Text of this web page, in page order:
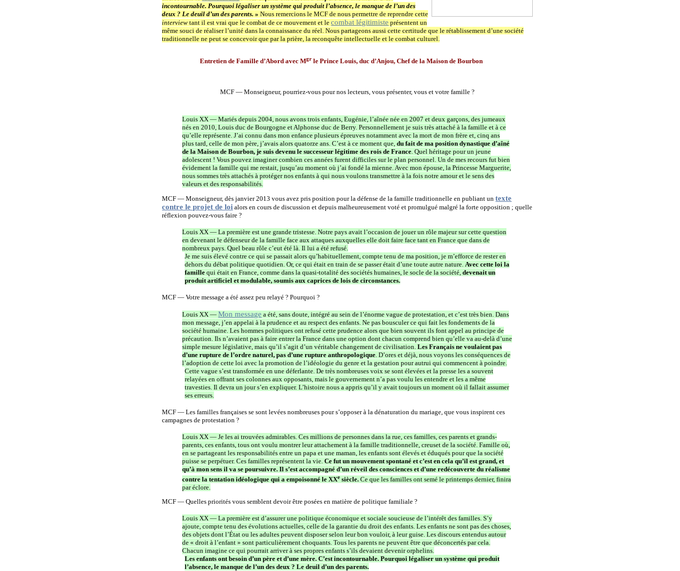
incontournable. Pourquoi légaliser un système qui produit l’absence, le manque de l’un des
deux ? Le deuil d’un des parents. » Nous remercions le MCF de nous permettre de reprendre cette
interview tant il est vrai que le combat de ce mouvement et lecombat légitimiste présentent un
même souci de réaliser l’unité dans la connaissance du réel. Nous partageons aussi cette certitude que le rétablissement d’une société
traditionnelle ne peut se concevoir que par la prière, la reconquête intellectuelle et le combat culturel.
Entretien de Famille d’Abord avec Mgrle Prince Louis, duc d’Anjou, Chef de la Maison de Bourbon
MCF — Monseigneur, pourriez-vous pour nos lecteurs, vous présenter, vous et votre famille ?
Louis XX — Mariés depuis 2004, nous avons trois enfants, Eugénie, l’aînée née en 2007 et deux garçons, des jumeaux
nés en 2010, Louis duc de Bourgogne et Alphonse duc de Berry. Personnellement je suis très attaché à la famille et à ce
qu’elle représente. J’ai connu dans mon enfance plusieurs épreuves notamment avec la mort de mon frère et, cinq ans
plus tard, celle de mon père, j’avais alors quatorze ans. C’est à ce moment que,du fait de ma position dynastique d’aîné
de la Maison de Bourbon, je suis devenu le successeur légitime des rois de France. Quel héritage pour un jeune
adolescent ! Vous pouvez imaginer combien ces années furent difficiles sur le plan personnel. Un de mes recours fut bien
évidement la famille qui me restait, jusqu’au moment où j’ai fondé la mienne. Avec mon épouse, la Princesse Marguerite,
nous sommes très attachés à protéger nos enfants à qui nous voulons transmettre à la fois notre amour et le sens des
valeurs et des responsabilités.
MCF — Monseigneur, dès janvier 2013 vous avez pris position pour la défense de la famille traditionnelle en publiant untexte
contre le projet de loi alors en cours de discussion et depuis malheureusement voté et promulgué malgré la forte opposition ; quelle
réflexion pouvez-vous faire ?
Louis XX — La première est une grande tristesse. Notre pays avait l’occasion de jouer un rôle majeur sur cette question
en devenant le défenseur de la famille face aux attaques auxquelles elle doit faire face tant en France que dans de
nombreux pays. Quel beau rôle c’eut été là. Il lui a été refusé.
Je me suis élevé contre ce qui se passait alors qu’habituellement, compte tenu de ma position, je m’efforce de rester en
dehors du débat politique quotidien. Or, ce qui était en train de se passer était d’une toute autre nature.Avec cette loi la
famille qui était en France, comme dans la quasi-totalité des sociétés humaines, le socle de la société,devenait un
produit artificiel et modulable, soumis aux caprices de lois de circonstances.
MCF — Votre message a été assez peu relayé ? Pourquoi ?
Louis XX —Mon message a été, sans doute, intégré au sein de l’énorme vague de protestation, et c’est très bien. Dans
mon message, j’en appelai à la prudence et au respect des enfants. Ne pas bousculer ce qui fait les fondements de la
société humaine. Les hommes politiques ont refusé cette prudence alors que bien souvent ils font appel au principe de
précaution. Ils n’avaient pas à faire entrer la France dans une option dont chacun comprend bien qu’elle va au-delà d’une
simple mesure législative, mais qu’il s’agit d’un véritable changement de civilisation.Les Français ne voulaient pas
d’une rupture de l’ordre naturel, pas d’une rupture anthropologique. D’ores et déjà, nous voyons les conséquences de
l’adoption de cette loi avec la promotion de l’idéologie du genre et la gestation pour autrui qui commencent à poindre.
Cette vague s’est transformée en une déferlante. De très nombreuses voix se sont élevées et la presse les a souvent
relayées en offrant ses colonnes aux opposants, mais le gouvernement n’a pas voulu les entendre et les a même
travesties. Il devra un jour s’en expliquer. L’histoire nous a appris qu’il y avait toujours un moment où il fallait assumer
ses erreurs.
MCF — Les familles françaises se sont levées nombreuses pour s’opposer à la dénaturation du mariage, que vous inspirent ces
campagnes de protestation ?
Louis XX — Je les ai trouvées admirables. Ces millions de personnes dans la rue, ces familles, ces parents et grands-
parents, ces enfants, tous ont voulu montrer leur attachement à la famille traditionnelle, creuset de la société. Famille où,
en se partageant les responsabilités entre un papa et une maman, les enfants sont élevés et éduqués pour que la société
puisse se perpétuer. Ces familles représentent la vie.Ce fut un mouvement spontané et c’est en cela qu’il est grand, et
qu’à mon sens il va se poursuivre. Il s’est accompagné d’un réveil des consciences et d’une redécouverte du réalisme
contre la tentation idéologique qui a empoisonné le XXe siècle. Ce que les familles ont semé le printemps dernier, finira
par éclore.
MCF — Quelles priorités vous semblent devoir être posées en matière de politique familiale ?
Louis XX — La première est d’assurer une politique économique et sociale soucieuse de l’intérêt des familles. S’y
ajoute, compte tenu des évolutions actuelles, celle de la garantie du droit des enfants. Les enfants ne sont pas des choses,
des objets dont l’État ou les adultes peuvent disposer selon leur bon vouloir, à leur guise. Les discours entendus autour
de « droit à l’enfant » sont particulièrement choquants. Tous les parents ne peuvent être que déconcertés par cela.
Chacun imagine ce qui pourrait arriver à ses propres enfants s’ils devaient devenir orphelins.
Les enfants ont besoin d’un père et d’une mère. C’est incontournable. Pourquoi légaliser un système qui produit
l’absence, le manque de l’un des deux ? Le deuil d’un des parents.